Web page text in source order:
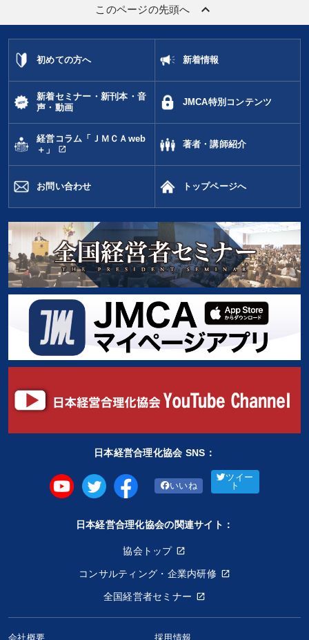
このページの先頭へ keyboard_arrow_up
初めての方へ 新着情報
新着セミナー・新刊本・音
声・動画
JMCA特別コンテンツ
経営コラム「ＪＭＣＡweb
＋」
open_in_new
著者・講師紹介
お問い合わせ トップページへ
日本経営合理化協会 SNS：
いいね
ツイー
ト
日本経営合理化協会の関連サイト：
協会トップ
コンサルティング・企業内研修
全国経営者セミナー
会社概要 採用情報